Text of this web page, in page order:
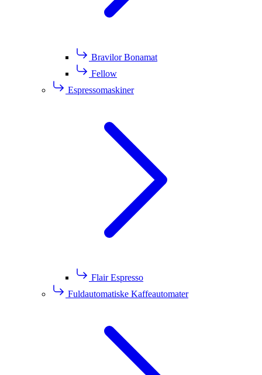
Bravilor Bonamat
Fellow
Espressomaskiner
Flair Espresso
Fuldautomatiske Kaffeautomater